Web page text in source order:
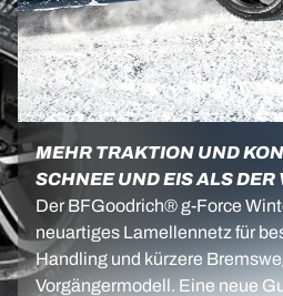
MEHR TRAKTION UND
SCHNEE UND EIS ALS DER
Der BFGoodrich® g-Force
neuartiges Lamellennetz für
Handling und kürzere
Vorgängermodell. Eine neue